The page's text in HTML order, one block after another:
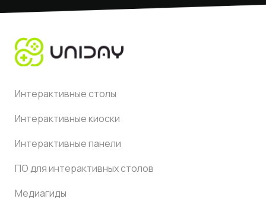
Интерактивные столы
Интерактивные киоски
Интерактивные панели
ПО для интерактивных столов
Медиагиды